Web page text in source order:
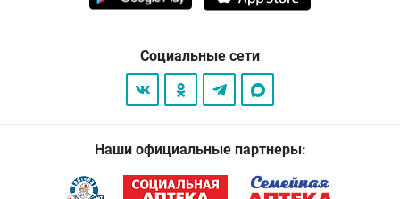
Социальные сети
Наши официальные партнеры: